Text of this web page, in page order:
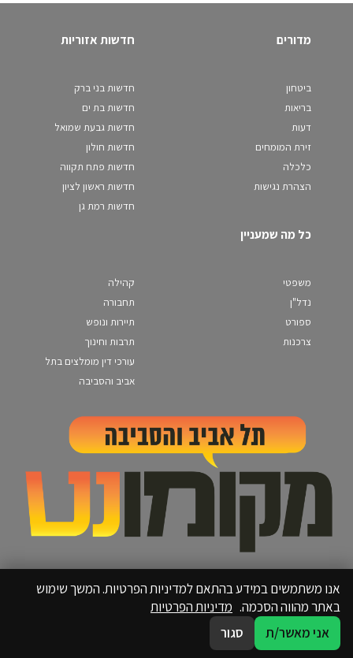
מדורים
ביטחון
בריאות
דעות
זירת המומחים
כלכלה
הצהרת נגישות
חדשות אזוריות
חדשות בני ברק
חדשות בת ים
חדשות גבעת שמואל
חדשות חולון
חדשות פתח תקווה
חדשות ראשון לציון
חדשות רמת גן
כל מה שמעניין
משפטי
נדל"ן
ספורט
צרכנות
קהילה
תחבורה
תיירות ונופש
תרבות וחינוך
עורכי דין מומלצים בתל
אביב והסביבה
אנו משתמשים במידע בהתאם למדיניות הפרטיות. המשך שימוש
באתר מהווה הסכמה. מדיניות הפרטיות
אני מאשר/ת
סגור